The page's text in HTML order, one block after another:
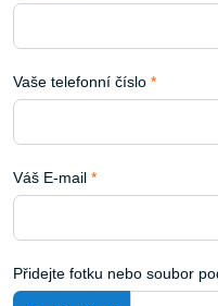
Vaše telefonní číslo *
Váš E-mail *
Přidejte fotku nebo soubor